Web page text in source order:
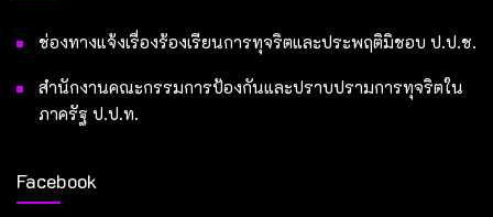
ช่องทางแจ้งเรื่องร้องเรียนการทุจริตและประพฤติมิชอบ ป.ป.ช.
สำนักงานคณะกรรมการป้องกันและปราบปรามการทุจริตใน
ภาครัฐ ป.ป.ท.
Facebook